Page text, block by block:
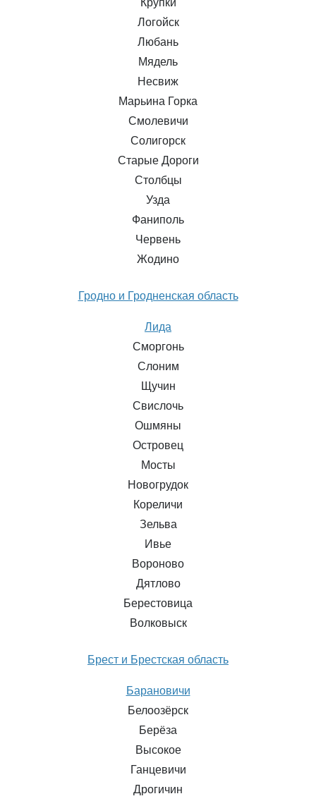
Логойск
Любань
Мядель
Несвиж
Марьина Горка
Смолевичи
Солигорск
Старые Дороги
Столбцы
Узда
Фаниполь
Червень
Жодино
Гродно и Гродненская область
Лида
Сморгонь
Слоним
Щучин
Свислочь
Ошмяны
Островец
Мосты
Новогрудок
Кореличи
Зельва
Ивье
Вороново
Дятлово
Берестовица
Волковыск
Брест и Брестская область
Барановичи
Белоозёрск
Берёза
Высокое
Ганцевичи
Дрогичин